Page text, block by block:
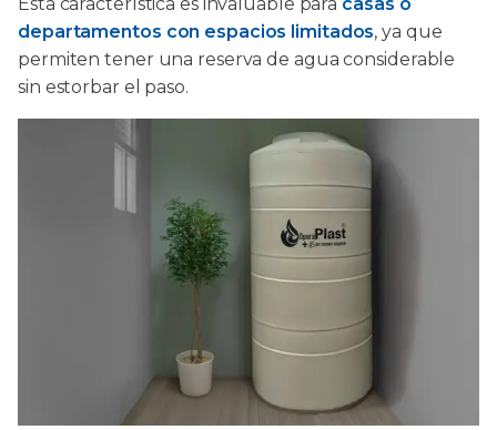
departamentos con espacios limitados, ya que
permiten tener una reserva de agua considerable
sin estorbar el paso.